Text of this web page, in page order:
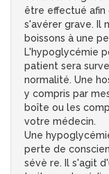
être effectué
s'avérer grave. Il
boissons à une
L'hypoglycémie
patient sera
normalité. Une
y compris par
boîte ou les
votre médecin.
Une
perte de
sévè re. Il s'agit